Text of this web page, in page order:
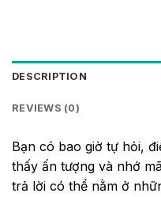
DESCRIPTION
REVIEWS (0)
Bạn có bao giờ tự hỏi,
thấy ấn tượng và nhớ
trả lời có thể nằm ở